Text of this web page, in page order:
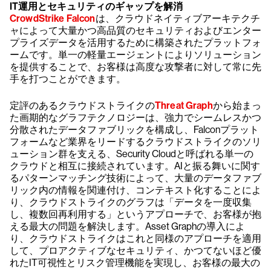
IT運用とセキュリティのギャップを解消
CrowdStrike Falconは、クラウドネイティブアーキテクチ
ャによって大量かつ高品質のセキュリティおよびエンター
プライズデータを活用するために構築されたプラットフォ
ームです。単一の軽量エージェントによりソリューション
を提供することで、お客様は高度な攻撃者に対して常に先
手を打つことができます。
定評のあるクラウドストライクのThreat Graphから始まっ
た画期的なグラフテクノロジーは、強力でシームレスかつ
分散されたデータファブリックを構成し、Falconプラット
フォームなど業界をリードするクラウドストライクのソリ
ューション群を支える、Security Cloudと呼ばれる単一の
クラウドと相互に接続されています。AIと振る舞いに関す
るパターンマッチング技術によって、大量のデータファブ
リック内の情報を関連付け、コンテキスト化することによ
り、クラウドストライクのグラフは「データを一度収集
し、複数回再利用する」というアプローチで、お客様が抱
える最大の問題を解決します。Asset Graphの導入によ
り、クラウドストライクはこれと同様のアプローチを適用
して、プロアクティブなセキュリティ、かつてないほど優
れたIT可視性とリスク管理機能を実現し、お客様の最大の